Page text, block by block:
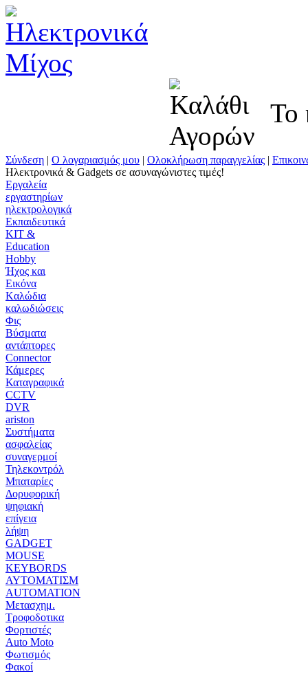
Το
Σύνδεση | Ο λογαριασμός μου | Ολοκλήρωση παραγγελίας |
Ηλεκτρονικά & Gadgets σε ασυναγώνιστες τιμές!
Εργαλεία
εργαστηρίων
ηλεκτρολογικά
Εκπαιδευτικά
KIT &
Education
Ηobby
Ήχος και
Εικόνα
Kαλώδια
καλωδιώσεις
Φις
Βύσματα
αντάπτορες
Connector
Κάμερες
Καταγραφικά
CCTV
DVR
ariston
Συστήματα
ασφαλείας
συναγερμοί
Τηλεκοντρόλ
Μπαταρίες
Δορυφορική
ψηφιακή
επίγεια
λήψη
GADGET
MOUSE
KEYBORDS
ΑΥΤΟΜΑΤΙΣΜ
AUTOMATION
Μετασχημ.
Τροφοδοτικα
Φορτιστές
Auto Moto
Φωτισμός
Φακοί